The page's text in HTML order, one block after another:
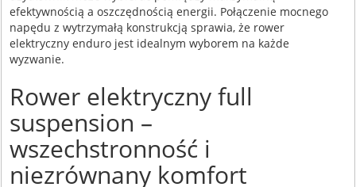
efektywnością a oszczędnością energii. Połączenie mocnego
napędu z wytrzymałą konstrukcją sprawia, że rower
elektryczny enduro jest idealnym wyborem na każde
wyzwanie.
Rower elektryczny full
suspension –
wszechstronność i
niezrównany komfort